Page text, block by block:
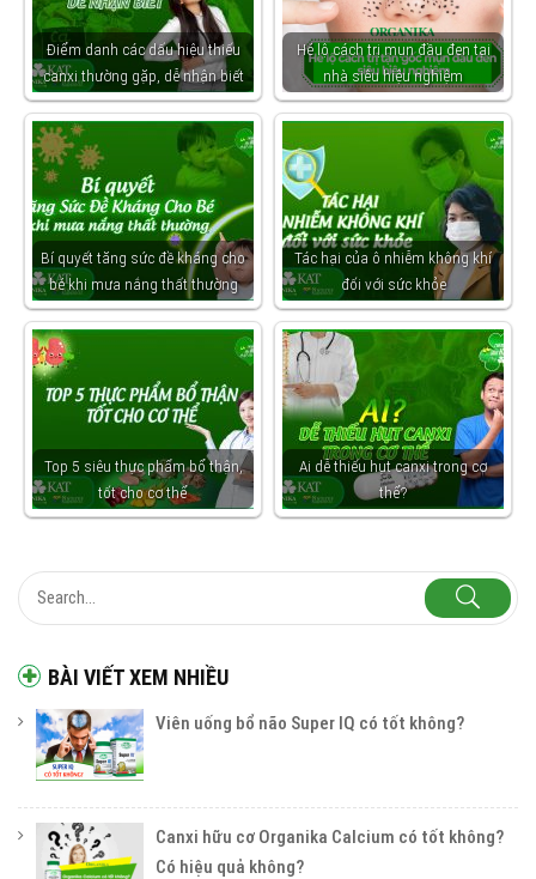
BÀI VIẾT XEM NHIỀU
Viên uống bổ não Super IQ có tốt không?
Canxi hữu cơ Organika Calcium có tốt không?
Có hiệu quả không?
Điểm danh các dấu hiệu thiếu
canxi thường gặp, dễ nhận biết
Hé lộ cách trị mụn đầu đen tại
nhà siêu hiệu nghiệm
Bí quyết tăng sức đề kháng cho
bé khi mưa nắng thất thường
Tác hại của ô nhiễm không khí
đối với sức khỏe
Top 5 siêu thực phẩm bổ thận,
tốt cho cơ thể
Ai dễ thiếu hụt canxi trong cơ
thể?